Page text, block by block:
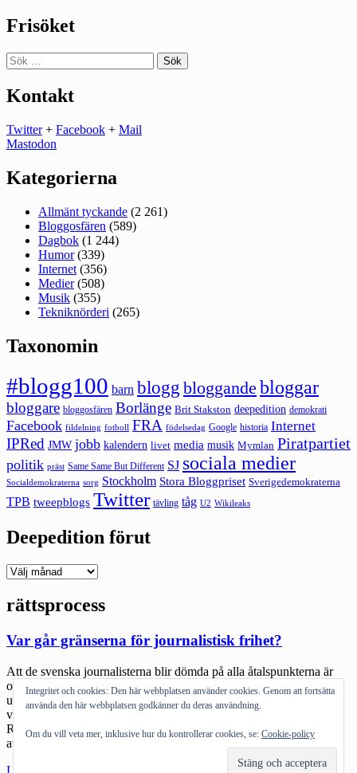
Frisöket
Sök
efter:
Kontakt
Twitter+ Facebook + Mail
Mastodon
Kategorierna
Allmänt tyckande (2 261)
Bloggosfären (589)
Dagbok (1 244)
Humor(339)
Internet (356)
Medier(508)
Musik (355)
Tekniknörderi (265)
Taxonomin
#blogg100 barn blogg bloggande bloggar
bloggare bloggosfären Borlänge Brit Stakston deepedition demokrati
Facebook fildelning fotboll FRA födelsedag Google historia Internet
IPRed JMW jobb kalendern livet media musik Mymlan Piratpartiet
politik präst Same Same But Different SJ sociala medier
Socialdemokraterna sorg Stockholm Stora Bloggpriset Sverigedemokraterna
TPB tweepblogs Twitter tävling tåg U2 Wikileaks
Deepedition förut
Deepedition
rättsprocess
Var går gränserna för journalistisk frihet?
Att de svenska journalisterna blir dömda på alla åtalspunkterna är
oroväckande för utvecklingen av pressfriheten i världen, en
utveckling som redan är illavarslande efter alla övergrepp som sker
varje dag – Egypten, Ryssland, Syrien – listan börjar bli lång.
Rättegångar är ofta politiska och journalistisk frihet är en viktig del
av en demokratisk värld. Men […]
Läs mer
Integritet och cookies: Den här webbplatsen använder cookies. Genom att fortsätta
använda den här webbplatsen godkänner du deras användning.
Om du vill veta mer, inklusive hur du kontrollerar cookies, se: Cookie-policy